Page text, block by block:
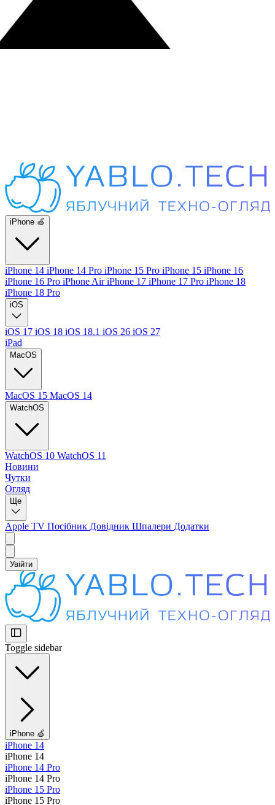
iPhone 🍏
iPhone 14 iPhone 14 Pro iPhone 15 Pro iPhone 15 iPhone 16
iPhone 16 Pro iPhone AiriPhone 17 iPhone 17 Pro iPhone 18
iPhone 18 Pro
iOS
iOS 17 iOS 18 iOS 18.1 iOS 26 iOS 27
iPad
MacOS
MacOS 15 MacOS 14
WatchOS
WatchOS 10 WatchOS 11
Новини
Чутки
Огляд
Ще
Apple TV Посібник Довідник Шпалери Додатки
Увійти
Toggle sidebar
iPhone 🍏
iPhone 14
iPhone 14
iPhone 14 Pro
iPhone 14 Pro
iPhone 15 Pro
iPhone 15 Pro